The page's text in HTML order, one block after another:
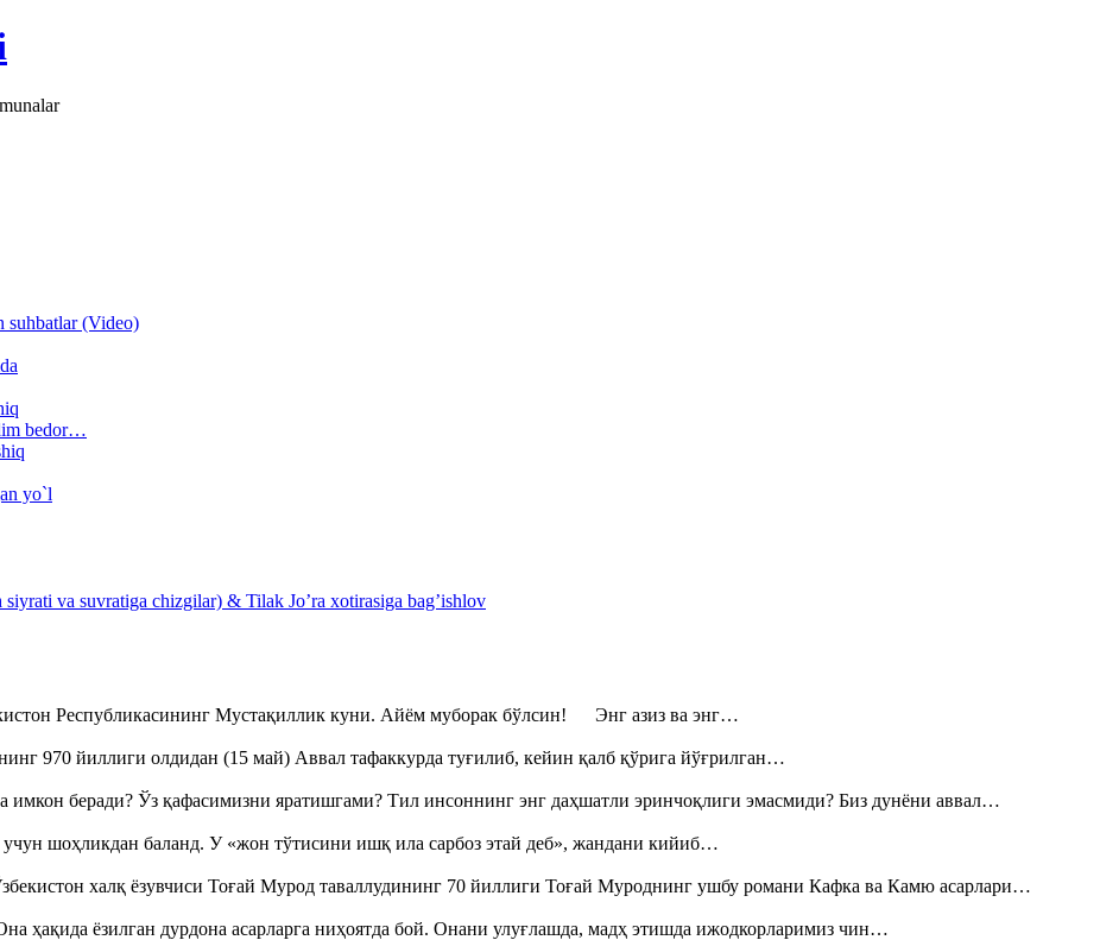
(Video)
bedor…
yo`l
va suvratiga chizgilar) & Tilak Jo’ra xotirasiga bag’ishlov
Республикасининг Мустақиллик куни. Айём муборак бўлсин! Энг азиз ва энг…
970 йиллиги олдидан (15 май) Аввал тафаккурда туғилиб, кейин қалб қўрига йўғрилган…
имкон беради? Ўз қафасимизни яратишгами? Тил инсоннинг энг даҳшатли эринчоқлиги эмасмиди? Биз дунёни аввал…
шоҳликдан баланд. У «жон тўтисини ишқ ила сарбоз этай деб», жандани кийиб…
халқ ёзувчиси Тоғай Мурод таваллудининг 70 йиллиги Тоғай Муроднинг ушбу романи Кафка ва Камю асарлари…
ҳақида ёзилган дурдона асарларга ниҳоятда бой. Онани улуғлашда, мадҳ этишда ижодкорларимиз чин…